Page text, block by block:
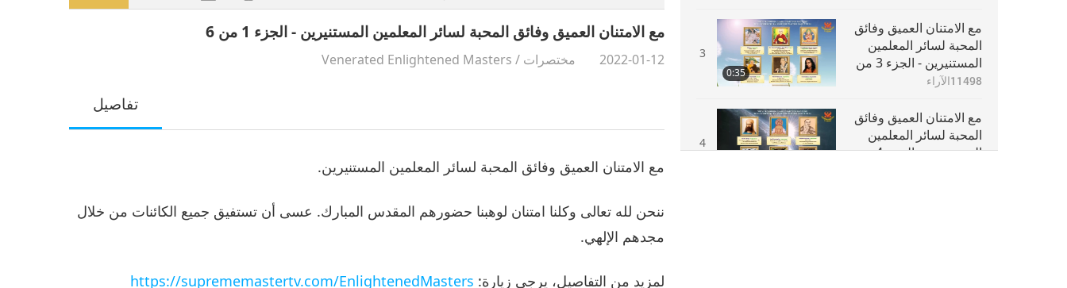
مع الامتنان العميق وفائق المحبة لسائر المعلمين المستنيرين - الجزء 1 من 6
2022-01-12 مختصرات /
Venerated Enlightened Masters
تفاصيل
مع الامتنان العميق وفائق المحبة لسائر المعلمين المستنيرين.
ننحن لله تعالى وكلنا امتنان لوهبنا حضورهم المقدس المبارك. عسى أن تستفيق جميع الكائنات من خلال
مجدهم الإلهي.
لمزيد من التفاصيل، يرجى زيارة: https://suprememastertv.com/EnlightenedMasters
3
0:35
مع الامتنان العميق وفائق
المحبة لسائر المعلمين
المستنيرين - الجزء 3 من
6
11498الآراء
4
مع الامتنان العميق وفائق
المحبة لسائر المعلمين
المستنيرين - الجزء 4 من